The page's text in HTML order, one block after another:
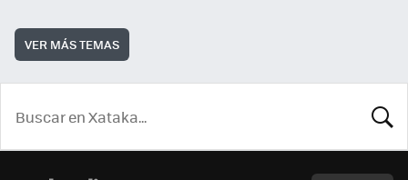
VER MÁS TEMAS